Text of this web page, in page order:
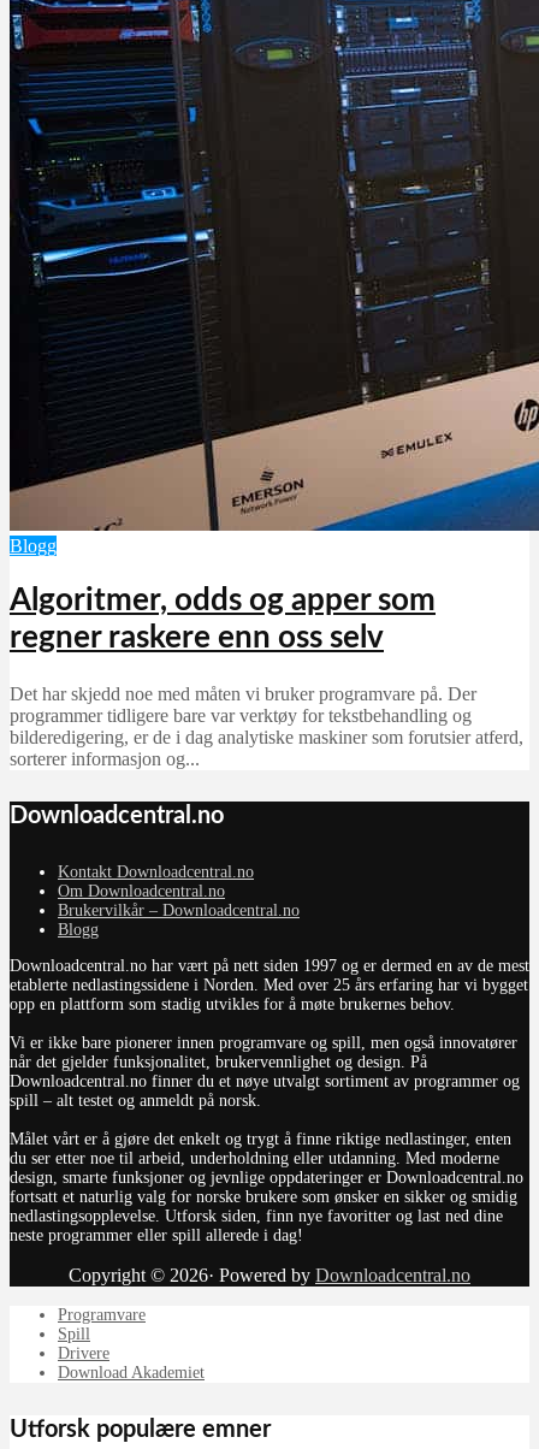
Blogg
Algoritmer, odds og apper som
regner raskere enn oss selv
Det har skjedd noe med måten vi bruker programvare på. Der
programmer tidligere bare var verktøy for tekstbehandling og
bilderedigering, er de i dag analytiske maskiner som forutsier atferd,
sorterer informasjon og...
Downloadcentral.no
Kontakt Downloadcentral.no
Om Downloadcentral.no
Brukervilkår – Downloadcentral.no
Blogg
Downloadcentral.no har vært på nett siden 1997 og er dermed en av de mest
etablerte nedlastingssidene i Norden. Med over 25 års erfaring har vi bygget
opp en plattform som stadig utvikles for å møte brukernes behov.
Vi er ikke bare pionerer innen programvare og spill, men også innovatører
når det gjelder funksjonalitet, brukervennlighet og design. På
Downloadcentral.no finner du et nøye utvalgt sortiment av programmer og
spill – alt testet og anmeldt på norsk.
Målet vårt er å gjøre det enkelt og trygt å finne riktige nedlastinger, enten
du ser etter noe til arbeid, underholdning eller utdanning. Med moderne
design, smarte funksjoner og jevnlige oppdateringer er Downloadcentral.no
fortsatt et naturlig valg for norske brukere som ønsker en sikker og smidig
nedlastingsopplevelse. Utforsk siden, finn nye favoritter og last ned dine
neste programmer eller spill allerede i dag!
Copyright © 2026· Powered by Downloadcentral.no
Programvare
Spill
Drivere
Download Akademiet
Utforsk populære emner